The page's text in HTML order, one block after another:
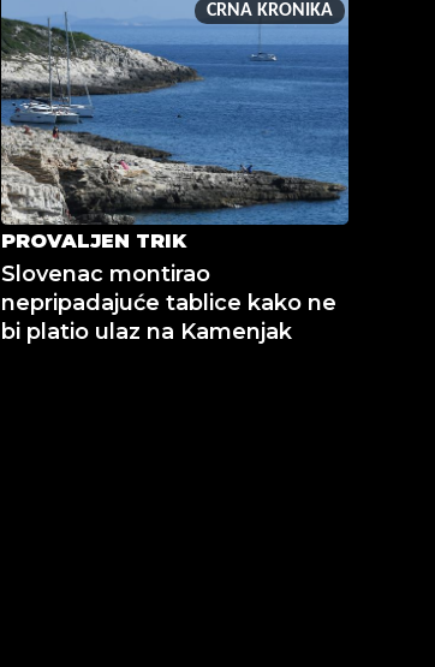
CRNA KRONIKA
PROVALJEN TRIK
Slovenac montirao
nepripadajuće tablice kako ne
bi platio ulaz na Kamenjak